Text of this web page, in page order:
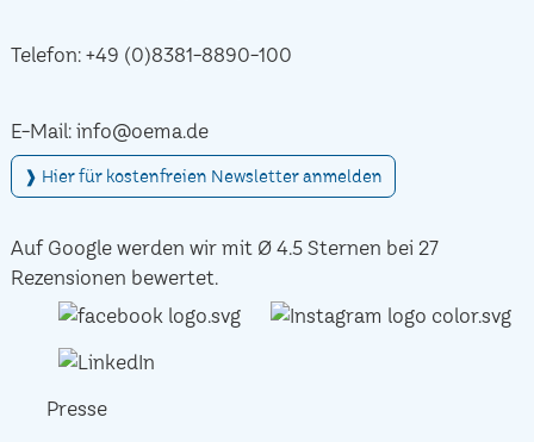
Telefon: +49 (0)8381-8890-100
E-Mail: info@oema.de
❱ Hier für kostenfreien Newsletter anmelden
Auf Google werden wir mit Ø 4.5 Sternen bei 27
Rezensionen bewertet.
Presse